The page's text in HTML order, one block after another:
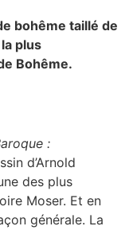
bohême taillé de
plus
Bohême.
:
d’Arnold
des plus
Moser. Et en
générale. La